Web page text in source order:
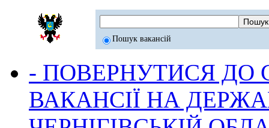
Пошук вакансій
- ПОВЕРНУТИСЯ ДО
ВАКАНСІЇ НА